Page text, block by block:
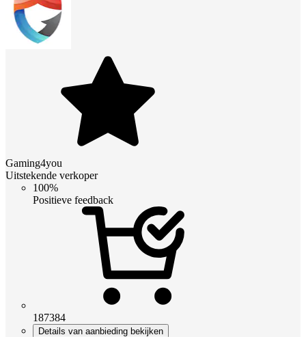
Gaming4you
Uitstekende verkoper
100%
Positieve feedback
187384
Details van aanbieding bekijken